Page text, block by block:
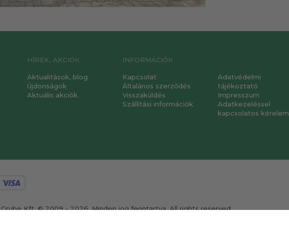
HÍREK, AKCIÓK
Aktualitások, blog
Újdonságok
Aktuális akciók
INFORMÁCIÓK
Kapcsolat
Általános szerződés
Visszaküldés
Szállítási információk
Adatvédelmi
tájékoztató
Impresszum
Adatkezeléssel
kapcsolatos kérelem
Grube Kft. © 2009 - 2026. Minden jog fenntartva. All rights reserved.